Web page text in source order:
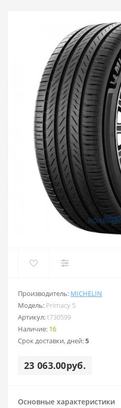
Производитель: MICHELIN
Модель: Primacy 5
Артикул:t730599
Наличие: 16
Срок доставки, дней:5
23 063.00руб.
Основные характеристики